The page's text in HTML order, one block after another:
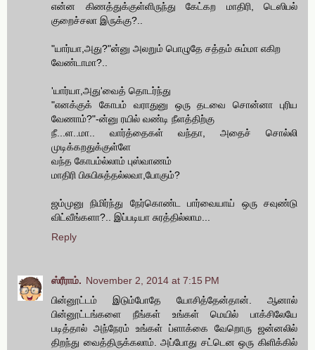
என்ன கிணத்துக்குள்ளிருந்து கேட்கற மாதிரி, டெஸிபல்
குறைச்சலா இருக்கு?..
"யார்யா,அது?"ன்னு அலறும் பொழுதே சத்தம் சும்மா எகிற
வேண்டாமா?..
'யார்யா,அது'வைத் தொடர்ந்து
"எனக்குக் கோபம் வராதுனு ஒரு தடவை சொன்னா புரிய
வேணாம்?"-ன்னு ரயில் வண்டி நீளத்திற்கு
நீ...ள..மா.. வார்த்தைகள் வந்தா, அதைச் சொல்லி
முடிக்கறதுக்குள்ளே
வந்த கோபம்ல்லாம் புஸ்வாணம்
மாதிரி பிசுபிசுத்தல்லவா,போகும்?
ஜம்முனு நிமிர்ந்து நேர்கொண்ட பார்வையாய் ஒரு சவுண்டு
விட்வீங்களா?.. இப்படியா சுரத்தில்லாம...
Reply
ஸ்ரீராம். November 2, 2014 at 7:15 PM
பின்னூட்டம் இடும்போதே யோசித்தேன்தான். ஆனால்
பின்னூட்டங்களை நீங்கள் உங்கள் மெயில் பாக்சிலேயே
படித்தால் அந்நேரம் உங்கள் ப்ளாக்கை வேறொரு ஜன்னலில்
திறந்து வைத்திருக்கலாம். அப்போது சட்டென ஒரு கிளிக்கில்